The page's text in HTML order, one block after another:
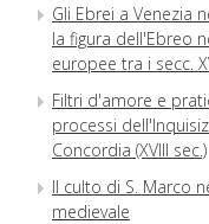
Gli Ebrei a Venezia
la figura dell'Ebreo
europee tra i secc.
Filtri d'amore e
processi
Concordia (XVIII sec.)
Il culto di S. Marco
medievale